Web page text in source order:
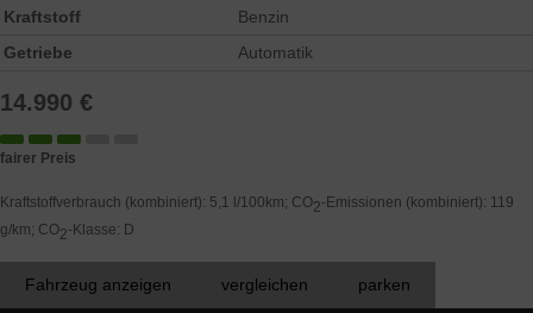
Kraftstoff
Benzin
Getriebe
Automatik
14.990 €
fairer Preis
Kraftstoffverbrauch (kombiniert): 5,1 l/100km; CO2-Emissionen (kombiniert): 119
g/km; CO2-Klasse: D
Fahrzeug anzeigen vergleichen parken